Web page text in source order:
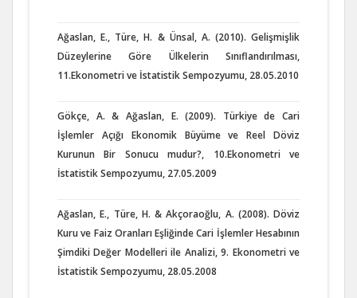
Ağaslan, E., Türe, H. & Ünsal, A. (2010). Gelişmişlik
Düzeylerine Göre Ülkelerin Sınıflandırılması,
11.Ekonometri ve İstatistik Sempozyumu, 28.05.2010
Gökçe, A. & Ağaslan, E. (2009). Türkiye de Cari
İşlemler Açığı Ekonomik Büyüme ve Reel Döviz
Kurunun Bir Sonucu mudur?, 10.Ekonometri ve
İstatistik Sempozyumu, 27.05.2009
Ağaslan, E., Türe, H. & Akçoraoğlu, A. (2008). Döviz
Kuru ve Faiz Oranları Eşliğinde Cari İşlemler Hesabının
Şimdiki Değer Modelleri ile Analizi, 9. Ekonometri ve
İstatistik Sempozyumu, 28.05.2008